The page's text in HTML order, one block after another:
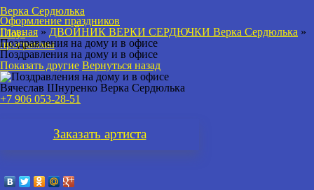
Верка Сердюлька
Шоу-
программы
Оформление праздников
Главная » ДВОЙНИК ВЕРКИ СЕРДЮЧКИ Верка Сердюлька »
Поздравления на дому и в офисе
Поздравления на дому и в офисе
Показать другие Вернуться назад
Вячеслав Шнуренко Верка Сердюлька
+7 906 053-28-51
Заказать артиста